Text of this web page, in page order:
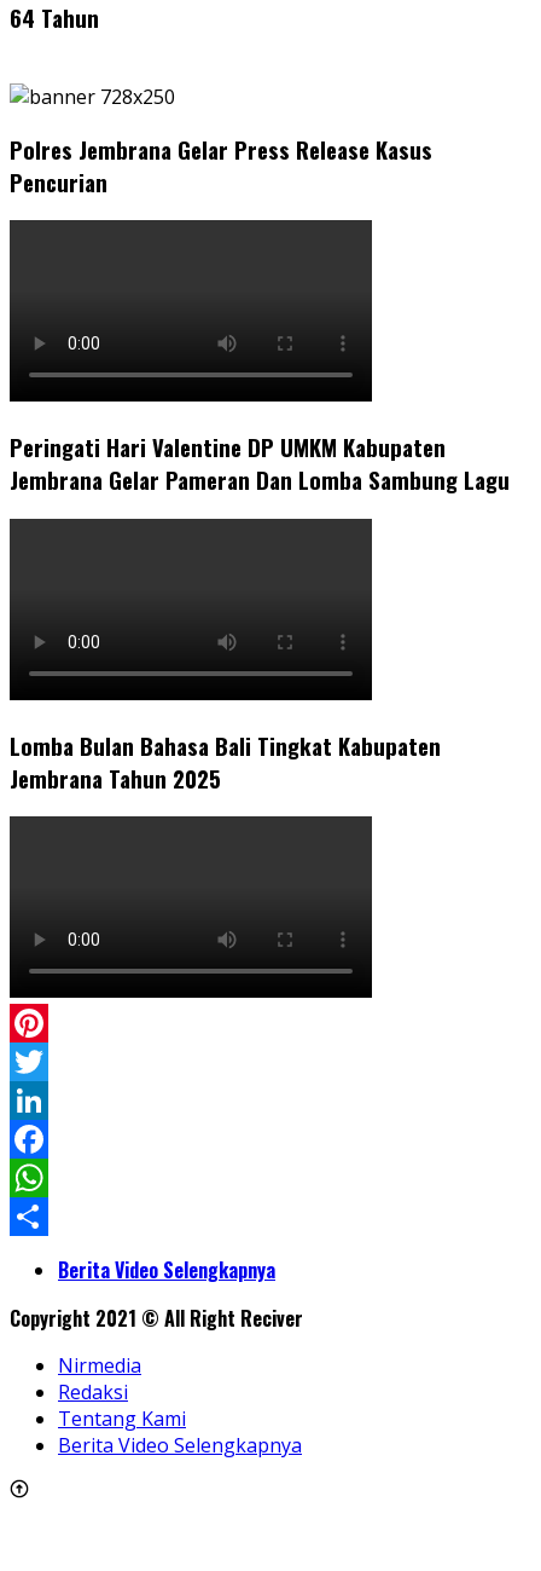
64 Tahun
Polres Jembrana Gelar Press Release Kasus
Pencurian
Peringati Hari Valentine DP UMKM Kabupaten
Jembrana Gelar Pameran Dan Lomba Sambung Lagu
Lomba Bulan Bahasa Bali Tingkat Kabupaten
Jembrana Tahun 2025
Pinterest
Twitter
LinkedIn
Facebook
WhatsApp
ShareBerita Video Selengkapnya
Copyright 2021 © All Right Reciver
Nirmedia
Redaksi
Tentang Kami
Berita Video Selengkapnya